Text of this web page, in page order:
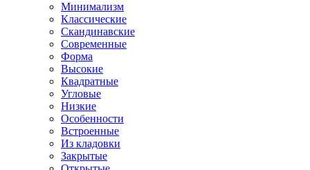
Минимализм
Классические
Скандинавские
Современные
Форма
Высокие
Квадратные
Угловые
Низкие
Особенности
Встроенные
Из кладовки
Закрытые